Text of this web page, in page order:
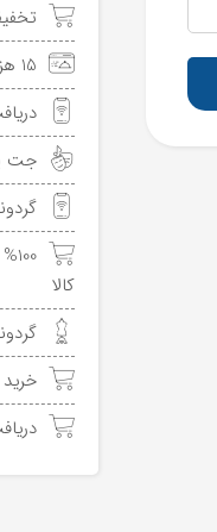
تخفیف 70 درصدی اشتراک
15 هزار تومان کد تخفیف خرید نان از اسنپ فود
جت
کالا
خرید از